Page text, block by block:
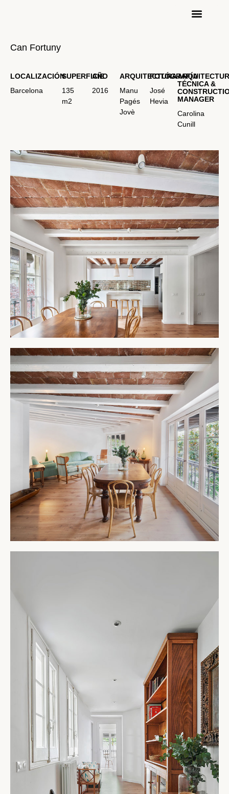
Can Fortuny
LOCALIZACIÓN
Barcelona
SUPERFICIE
135
m2
AÑO
2016
ARQUITECTURA
Manu
Pagés
Jovè
TÉCNICA &
MANAGER
Carolina
Cunill
FOTÓGRAFÍA
José
Hevia